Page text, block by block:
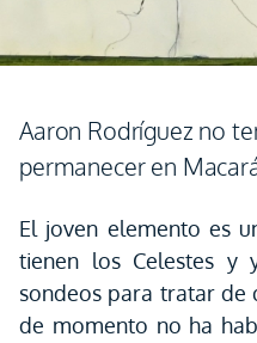
Aaron Rodríguez no
permanecer en
El joven elemento es
tienen los Celestes y
sondeos para tratar de
de momento no ha